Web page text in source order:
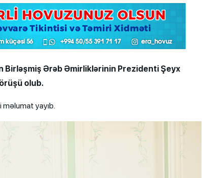
Birləşmiş Ərəb Əmirliklərinin Prezidenti Şeyx
olub.
yayıb.